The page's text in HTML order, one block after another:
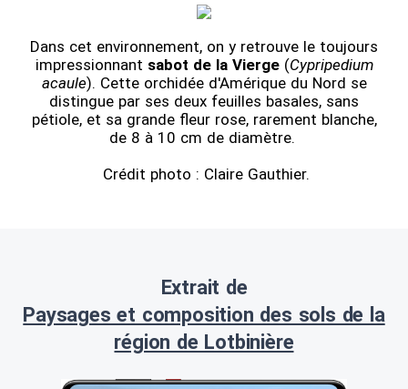
Dans cet environnement, on y retrouve le toujours
impressionnant sabot de la Vierge(Cypripedium
acaule). Cette orchidée d'Amérique du Nord se
distingue par ses deux feuilles basales, sans
pétiole, et sa grande fleur rose, rarement blanche,
de 8 à 10 cm de diamètre.
Crédit photo : Claire Gauthier.
Extrait de
Paysages et composition des sols de la
région de Lotbinière